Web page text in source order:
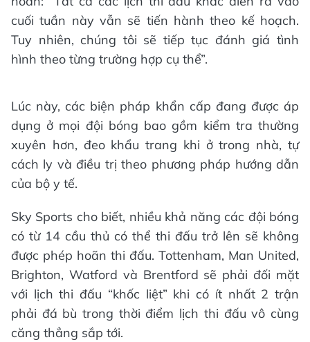
cuối tuần này vẫn sẽ tiến hành theo kế hoạch.
Tuy nhiên, chúng tôi sẽ tiếp tục đánh giá tình
hình theo từng trường hợp cụ thể”.
Lúc này, các biện pháp khẩn cấp đang được áp
dụng ở mọi đội bóng bao gồm kiểm tra thường
xuyên hơn, đeo khẩu trang khi ở trong nhà, tự
cách ly và điều trị theo phương pháp hướng dẫn
của bộ y tế.
Sky Sports cho biết, nhiều khả năng các đội bóng
có từ 14 cầu thủ có thể thi đấu trở lên sẽ không
được phép hoãn thi đấu. Tottenham, Man United,
Brighton, Watford và Brentford sẽ phải đối mặt
với lịch thi đấu “khốc liệt” khi có ít nhất 2 trận
phải đá bù trong thời điểm lịch thi đấu vô cùng
căng thẳng sắp tới.